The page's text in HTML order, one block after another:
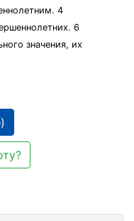
4
6
значения, их